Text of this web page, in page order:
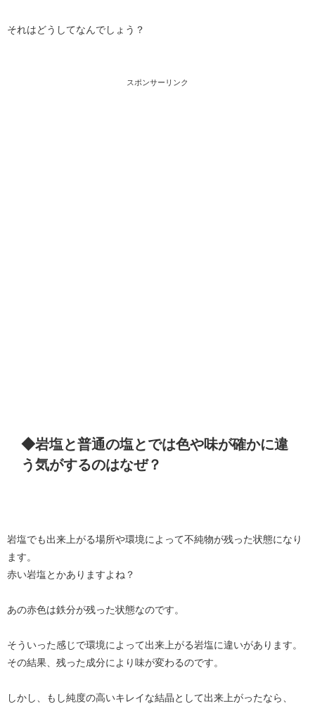
それはどうしてなんでしょう？
スポンサーリンク
◆岩塩と普通の塩とでは色や味が確かに違
う気がするのはなぜ？
岩塩でも出来上がる場所や環境によって不純物が残った状態になり
ます。
赤い岩塩とかありますよね？
あの赤色は鉄分が残った状態なのです。
そういった感じで環境によって出来上がる岩塩に違いがあります。
その結果、残った成分により味が変わるのです。
しかし、もし純度の高いキレイな結晶として出来上がったなら、